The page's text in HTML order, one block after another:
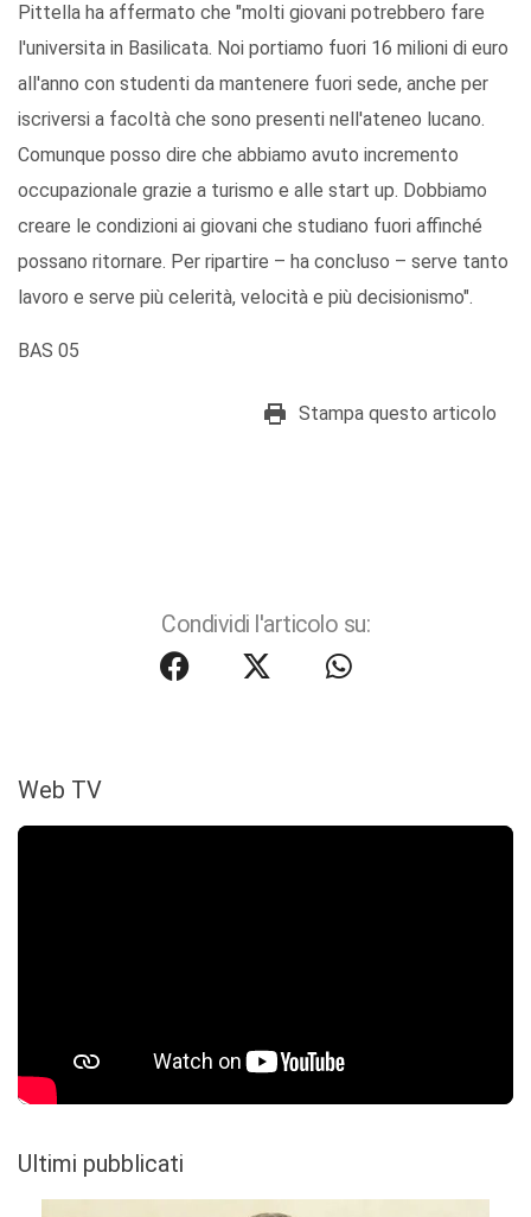
Pittella ha affermato che "molti giovani potrebbero fare
l'universita in Basilicata. Noi portiamo fuori 16 milioni di euro
all'anno con studenti da mantenere fuori sede, anche per
iscriversi a facoltà che sono presenti nell'ateneo lucano.
Comunque posso dire che abbiamo avuto incremento
occupazionale grazie a turismo e alle start up. Dobbiamo
creare le condizioni ai giovani che studiano fuori affinché
possano ritornare. Per ripartire – ha concluso – serve tanto
lavoro e serve più celerità, velocità e più decisionismo".
BAS 05
Stampa questo articolo
Condividi l'articolo su:
Web TV
Ultimi pubblicati